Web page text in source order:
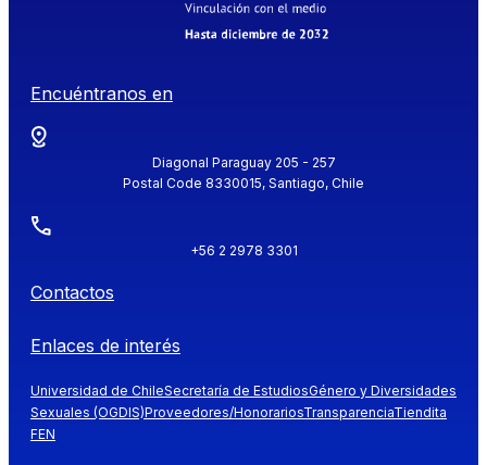
Encuéntranos en
Diagonal Paraguay 205 - 257
Postal Code 8330015, Santiago, Chile
+56 2 2978 3301
Contactos
Enlaces de interés
Universidad de ChileSecretaría de EstudiosGénero y Diversidades
Sexuales (OGDIS)Proveedores/HonorariosTransparenciaTiendita
FEN